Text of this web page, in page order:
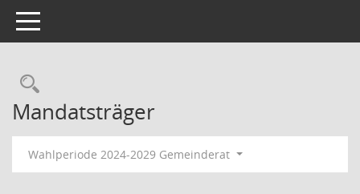
Toggle navigation
Rechercheauswahl
Mandatsträger
Wahlperiode 2024-2029 Gemeinderat